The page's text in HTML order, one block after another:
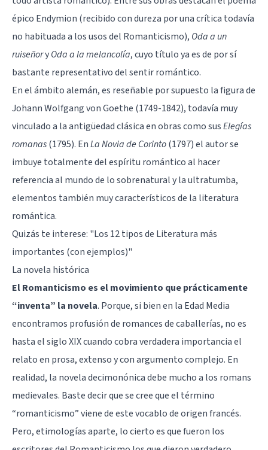
épico Endymion (recibido con dureza por una crítica todavía
no habituada a los usos del Romanticismo), Oda a un
ruiseñoryOda a la melancolía, cuyo título ya es de por sí
bastante representativo del sentir romántico.
En el ámbito alemán, es reseñable por supuesto la figura de
Johann Wolfgang von Goethe (1749-1842), todavía muy
vinculado a la antigüedad clásica en obras como susElegías
romanas(1795). EnLa Novia de Corinto(1797) el autor se
imbuye totalmente del espíritu romántico al hacer
referencia al mundo de lo sobrenatural y la ultratumba,
elementos también muy característicos de la literatura
romántica.
Quizás te interese: "Los 12 tipos de Literatura más
importantes (con ejemplos)"
La novela histórica
El Romanticismo es el movimiento que prácticamente
“inventa” la novela. Porque, si bien en la Edad Media
encontramos profusión de romances de caballerías, no es
hasta el siglo XIX cuando cobra verdadera importancia el
relato en prosa, extenso y con argumento complejo. En
realidad, la novela decimonónica debe mucho a los romans
medievales. Baste decir que se cree que el término
“romanticismo” viene de este vocablo de origen francés.
Pero, etimologías aparte, lo cierto es que fueron los